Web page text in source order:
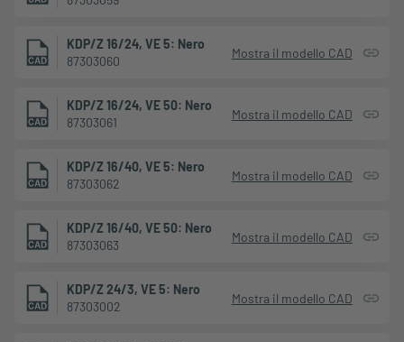
KDP/Z 16/24, VE 5: Nero
87303060
Mostra il modello CAD
KDP/Z 16/24, VE 50: Nero
87303061
Mostra il modello CAD
KDP/Z 16/40, VE 5: Nero
87303062
Mostra il modello CAD
KDP/Z 16/40, VE 50: Nero
87303063
Mostra il modello CAD
KDP/Z 24/3, VE 5: Nero
87303002
Mostra il modello CAD